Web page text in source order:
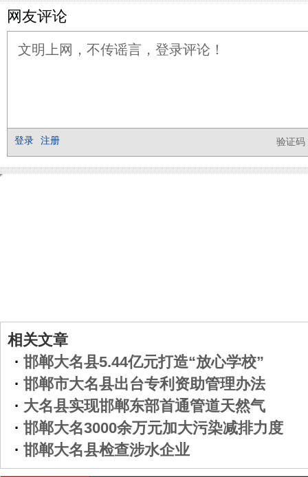
相关文章
· 邯郸大名县5.44亿元打造“放心学校”
· 邯郸市大名县出台专利资助管理办法
· 大名县实现邯郸东部首通管道天然气
· 邯郸大名3000余万元加大污染减排力度
· 邯郸大名县检查涉水企业